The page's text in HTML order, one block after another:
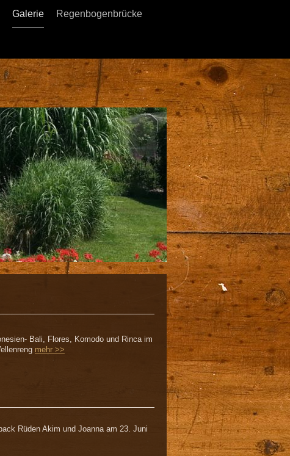
Galerie Regenbogenbrücke
Bali, Flores, Komodo und Rinca im
mehr >>
Rüden Akim und Joanna am 23. Juni